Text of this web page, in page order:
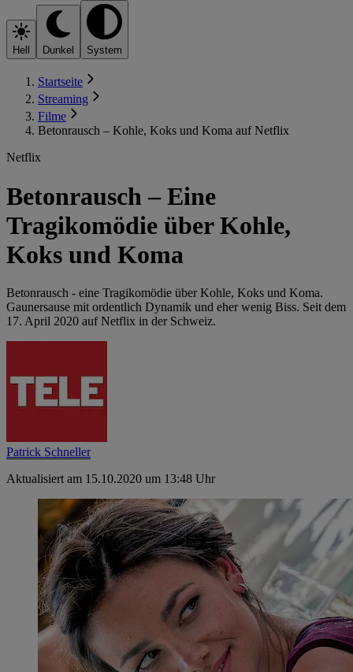
Hell Dunkel System
Startseite
Streaming
Filme
Betonrausch – Kohle, Koks und Koma auf Netflix
Netflix
Betonrausch – Eine
Tragikomödie über Kohle,
Koks und Koma
Betonrausch - eine Tragikomödie über Kohle, Koks und Koma.
Gaunersause mit ordentlich Dynamik und eher wenig Biss. Seit dem
17. April 2020 auf Netflix in der Schweiz.
Patrick Schneller
Aktualisiert am 15.10.2020 um 13:48 Uhr